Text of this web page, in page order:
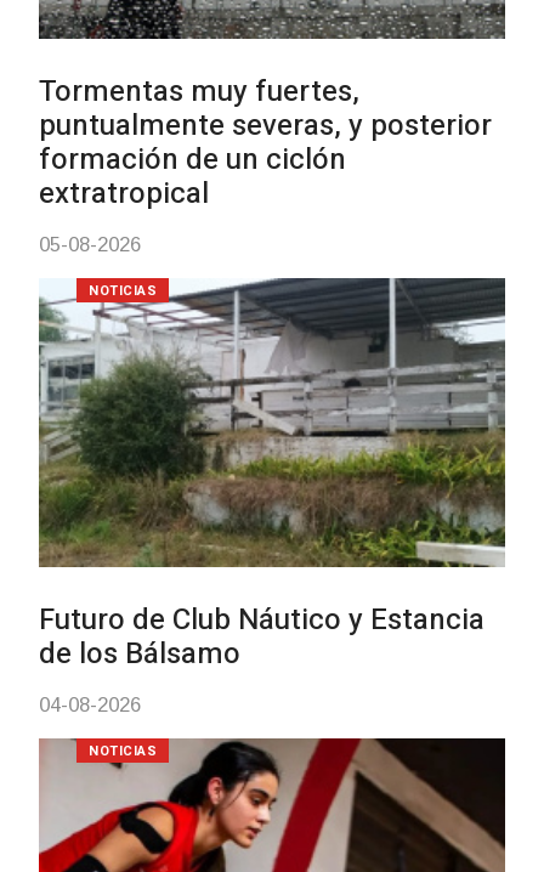
Clases de Muai Thai en Complejo
Charrúa
03-08-2026
Turismo accesible para personas
con discapacidad y adultos
mayores
03-08-2026
Actualización sobre la agenda de
vacunación contra el
meningococo
NOTICIAS
NOTICIAS